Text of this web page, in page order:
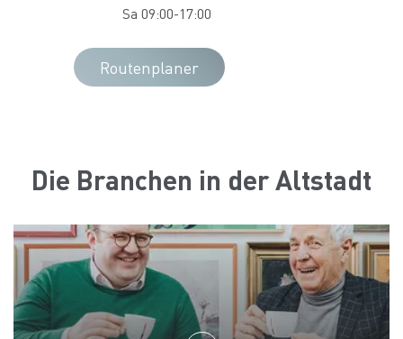
Sa 09:00-17:00
Routenplaner
Die Branchen in der Altstadt